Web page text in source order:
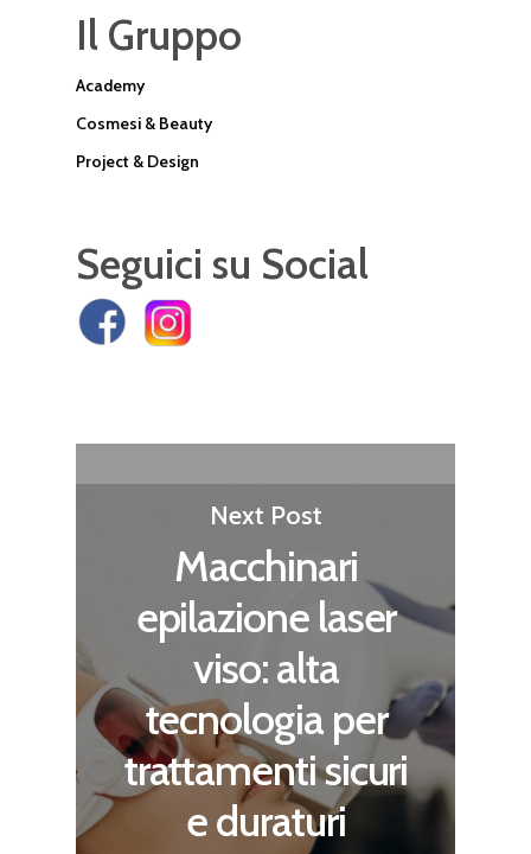
Il Gruppo
Academy
Cosmesi & Beauty
Project & Design
Seguici su Social
Next Post
Macchinari
epilazione laser
viso: alta
tecnologia per
trattamenti sicuri
e duraturi